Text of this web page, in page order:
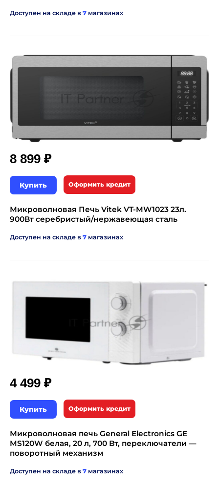
Доступен на складе в 7 магазинах
8 899 ₽
Купить Оформить кредит
Микроволновая Печь Vitek VT-MW1023 23л.
900Вт серебристый/нержавеющая сталь
Доступен на складе в 7 магазинах
4 499 ₽
Купить Оформить кредит
Микроволновая печь General Electronics GE
MS120W белая, 20 л, 700 Вт, переключатели —
поворотный механизм
Доступен на складе в 7 магазинах